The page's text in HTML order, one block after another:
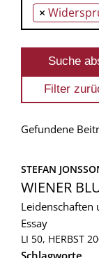
× Widerspruch zwischen
Gefundene
STEFAN
WIENER
Leidenschaften
Essay
LI 50, HERBST
Schlagworte